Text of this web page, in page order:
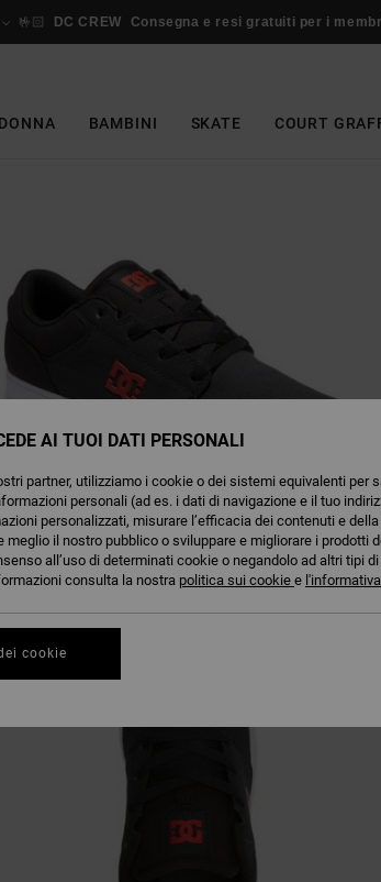
🤟🏻 DC CREW Consegna e resi gratuiti per i
DONNA BAMBINI SKATE COURT
AI TUOI DATI PERSONALI
partner, utilizziamo i cookie o dei sistemi equivalenti per
personali (ad es. i dati di navigazione e il tuo
personalizzati, misurare l’efficacia dei contenuti e
meglio il nostro pubblico o sviluppare e migliorare i prodotti
all’uso di determinati cookie o negandolo ad altri tipi
consulta la nostra politica sui cookie e
cookie